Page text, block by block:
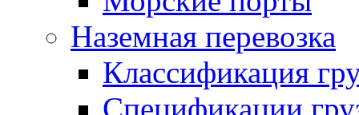
Наземная перевозка
Классификация
Спецификации